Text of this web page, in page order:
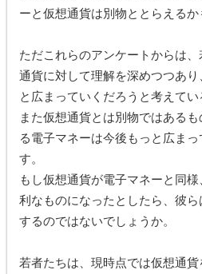
ーと仮想通貨は別物ととらえるか
ただこれらのアンケートからは
通貨に対して理解を深めつつあ
と広まっていくだろうと考えてい
また仮想通貨とは別物ではある
る電子マネーは今後もっと広ま
す。
もし仮想通貨が電子マネーと同
利なものになったとしたら、彼
するのではないでしょうか。
若者たちは、現時点では仮想通